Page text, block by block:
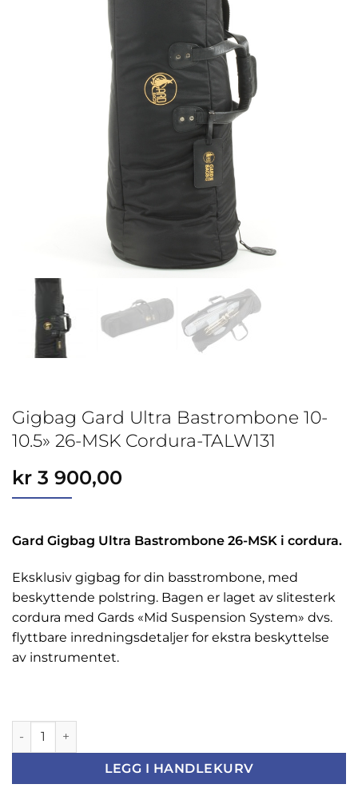
Gigbag Gard Ultra Bastrombone 10-
10.5» 26-MSK Cordura-TALW131
kr 3 900,00
Gard Gigbag Ultra Bastrombone 26-MSK i cordura.
Eksklusiv gigbag for din basstrombone, med
beskyttende polstring. Bagen er laget av slitesterk
cordura med Gards «Mid Suspension System» dvs.
flyttbare inredningsdetaljer for ekstra beskyttelse
av instrumentet.
Gigbag Gard Ultra Bastrombone 10-10.5'' 26-MSK Cordura-
LEGG I HANDLEKURV